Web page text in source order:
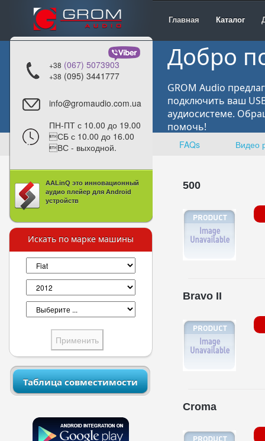
Главная Каталог
+38 (067) 5073903
+38 (095) 3441777
info@gromaudio.com.ua
ПН-ПТ с 10.00 до 19.00
СБ с 10.00 до 16.00
ВС - выходной.
AALinQ это инновационный
аудио плейер для Android
устройств
Искать по марке машины
Таблица совместимости
Добро
GROM Audio
подключить ваш
аудиосистеме.
помочь!
FAQs Видео
500
Bravo II
Croma